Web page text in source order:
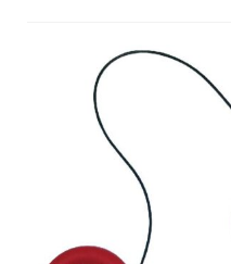
Zahlungsarten
Versandarten
Kisus Katalog anfordern